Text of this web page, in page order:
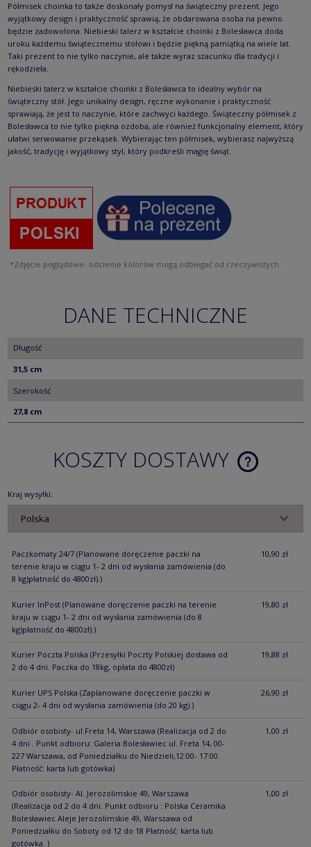
Półmisek choinka to także doskonały pomysł na świąteczny prezent. Jego
wyjątkowy design i praktyczność sprawią, że obdarowana osoba na pewno
będzie zadowolona. Niebieski talerz w kształcie choinki z Bolesławca doda
uroku każdemu świątecznemu stołowi i będzie piękną pamiątką na wiele lat.
Taki prezent to nie tylko naczynie, ale także wyraz szacunku dla tradycji i
rękodzieła.
Niebieski talerz w kształcie choinki z Bolesławca to idealny wybór na
świąteczny stół. Jego unikalny design, ręczne wykonanie i praktyczność
sprawiają, że jest to naczynie, które zachwyci każdego. Świąteczny półmisek z
Bolesławca to nie tylko piękna ozdoba, ale również funkcjonalny element, który
ułatwi serwowanie przekąsek. Wybierając ten półmisek, wybierasz najwyższą
jakość, tradycję i wyjątkowy styl, który podkreśli magię świąt.
*Zdjęcie poglądowe- odcienie kolorów mogą odbiegać od rzeczywistych.
DANE TECHNICZNE
Długość
31,5 cm
Szerokość
27,8 cm
KOSZTY DOSTAWY
CENA NIE
Kraj wysyłki:
Paczkomaty 24/7 (Planowane doręczenie paczki na
terenie kraju w ciągu 1- 2 dni od wysłania zamówienia (do
8 kg)płatność do 4800zł).)
10,90 zł
Kurier InPost (Planowane doręczenie paczki na terenie
kraju w ciągu 1- 2 dni od wysłania zamówienia (do 8
kg)płatność do 4800zł).)
19,80 zł
Kurier Poczta Polska (Przesyłki Poczty Polskiej dostawa od
2 do 4 dni. Paczka do 18kg, opłata do 4800zł)
19,88 zł
Kurier UPS Polska (Zaplanowane doręczenie paczki w
ciągu 2- 4 dni od wysłania zamówienia (do 20 kg).)
26,90 zł
Odbiór osobisty- ul.Freta 14, Warszawa (Realizacja od 2 do
4 dni . Punkt odbioru: Galeria Bolesławiec ul. Freta 14, 00-
227 Warszawa, od Poniedziałku do Niedzieli,12:00- 17:00.
Płatność: karta lub gotówka)
1,00 zł
Odbiór osobisty- Al. Jerozolimskie 49, Warszawa
(Realizacja od 2 do 4 dni. Punkt odbioru : Polska Ceramika
Bolesławiec Aleje Jerozolimskie 49, Warszawa od
Poniedziałku do Soboty od 12 do 18 Płatność: karta lub
gotówka. )
1,00 zł